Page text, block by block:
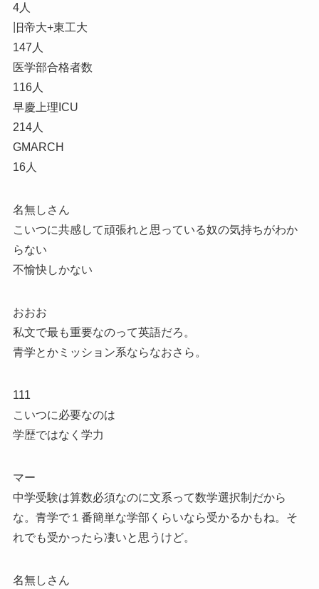
4人
旧帝大+東工大
147人
医学部合格者数
116人
早慶上理ICU
214人
GMARCH
16人
名無しさん
こいつに共感して頑張れと思っている奴の気持ちがわか
らない
不愉快しかない
おおお
私文で最も重要なのって英語だろ。
青学とかミッション系ならなおさら。
111
こいつに必要なのは
学歴ではなく学力
マー
中学受験は算数必須なのに文系って数学選択制だから
な。青学で１番簡単な学部くらいなら受かるかもね。そ
れでも受かったら凄いと思うけど。
名無しさん